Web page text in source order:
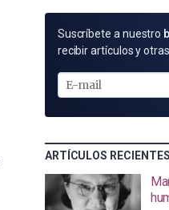
SUSCRÍBETE
POR
MAIL
Suscríbete a nuestro
recibir artículos y
ARTÍCULOS RECIENTES